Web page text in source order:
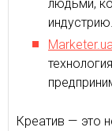
людьми,
индустрию.
Marketer. ua
Креатив — это